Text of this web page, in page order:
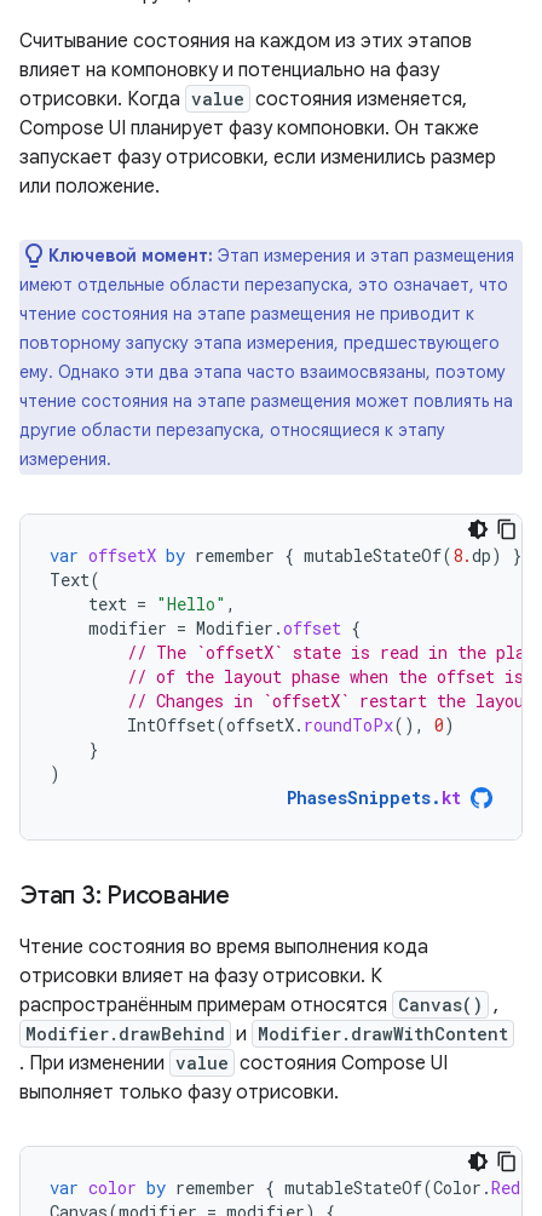
Считывание состояния на каждом из этих этапов
влияет на компоновку и потенциально на фазу
отрисовки. Когда value состояния изменяется,
Compose UI планирует фазу компоновки. Он также
запускает фазу отрисовки, если изменились размер
или положение.
Ключевой момент: Этап измерения и этап размещения
имеют отдельные области перезапуска, это означает, что
чтение состояния на этапе размещения не приводит к
повторному запуску этапа измерения, предшествующего
ему. Однако эти два этапа часто взаимосвязаны, поэтому
чтение состояния на этапе размещения может повлиять на
другие области перезапуска, относящиеся к этапу
измерения.
var offsetX by remember { mutableStateOf(8.dp)
}
Text(
text = "Hello" ,
modifier = Modifier .offset {
// The `offsetX` state is read in the
// of the layout phase when the offset is
// Changes in `offsetX` restart the layout.
IntOffset(offsetX. roundToPx(), 0)
}
)
PhasesSnippets. kt
Этап 3: Рисование
Чтение состояния во время выполнения кода
отрисовки влияет на фазу отрисовки. К
распространённым примерам относятся Canvas() ,
Modifier.drawBehind и Modifier.drawWithContent
. При изменении value состояния Compose UI
выполняет только фазу отрисовки.
var color by remember { mutableStateOf(Color .Red
Canvas(modifier = modifier) {